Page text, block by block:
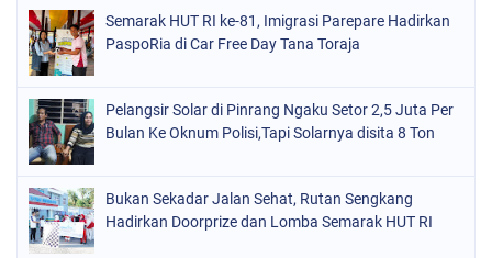
Semarak HUT RI ke-81, Imigrasi Parepare Hadirkan
PaspoRia di Car Free Day Tana Toraja
Pelangsir Solar di Pinrang Ngaku Setor 2,5 Juta Per
Bulan Ke Oknum Polisi,Tapi Solarnya disita 8 Ton
Bukan Sekadar Jalan Sehat, Rutan Sengkang
Hadirkan Doorprize dan Lomba Semarak HUT RI